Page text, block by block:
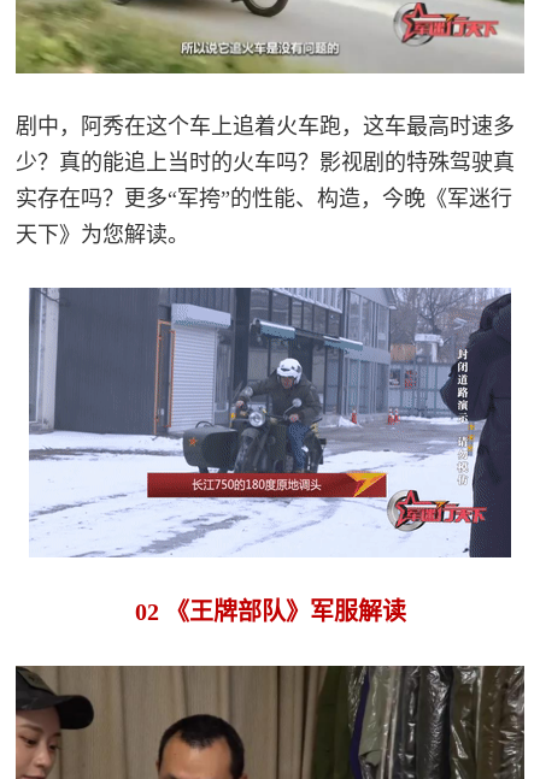
红
色
旅
关
我
们
剧中，阿秀在这个车上追着火车跑，这车最高时速多
少？真的能追上当时的火车吗？影视剧的特殊驾驶真
实存在吗？更多“军挎”的性能、构造，今晚《军迷行
天下》为您解读。
02 《王牌部队》军服解读